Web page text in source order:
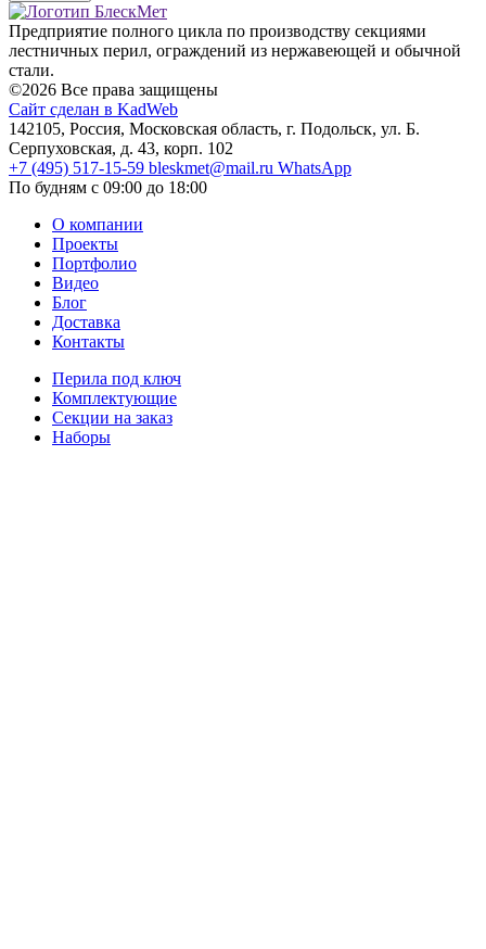
Предприятие полного цикла по производству секциями
лестничных перил, ограждений из нержавеющей и обычной
стали.
©2026 Все права защищены
Сайт сделан в KadWeb
142105, Россия, Московская область, г. Подольск, ул. Б.
Серпуховская, д. 43, корп. 102
+7 (495) 517-15-59 bleskmet@mail.ru WhatsApp
По будням с 09:00 до 18:00
О компании
Проекты
Портфолио
Видео
Блог
Доставка
Контакты
Перила под ключ
Комплектующие
Секции на заказ
Наборы